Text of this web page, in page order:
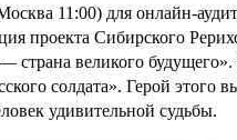
11:00) для онлайн-
проекта Сибирского
страна великого будущего».
солдата». Герой этого
удивительной судьбы.